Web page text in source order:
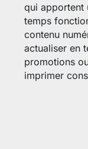
qui apportent
temps
contenu
actualiser en
promotions
imprimer